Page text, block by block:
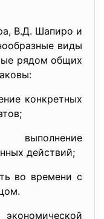
В.Д. Шапиро и
виды
рядом общих
конкретных
действий;
во времени с